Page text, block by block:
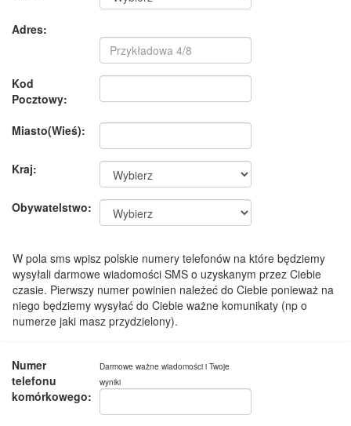
Adres:
Kod
Pocztowy:
Miasto(Wieś):
Kraj:
Obywatelstwo:
W pola sms wpisz polskie numery telefonów na które będziemy
wysyłali darmowe wiadomości SMS o uzyskanym przez Ciebie
czasie. Pierwszy numer powinien należeć do Ciebie ponieważ na
niego będziemy wysyłać do Ciebie ważne komunikaty (np o
numerze jaki masz przydzielony).
Numer
telefonu
komórkowego:
Darmowe ważne wiadomości i Twoje
wyniki